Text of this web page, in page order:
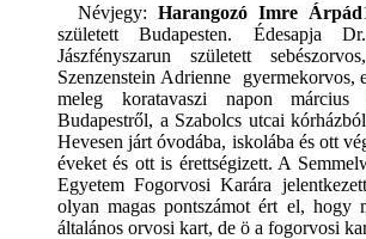
Névjegy:Harangozó Imre Árpád
született Budapesten. Édesapja
Jászfényszarun született
Szenzenstein Adrienne gyermekorvos,
meleg koratavaszi napon
Budapestről, a Szabolcs utcai
Hevesen járt óvodába, iskolába és ott
éveket és ott is érettségizett. A
Egyetem Fogorvosi Karára
olyan magas pontszámot ért el, hogy
általános orvosi kart, de ö a fogorvosi